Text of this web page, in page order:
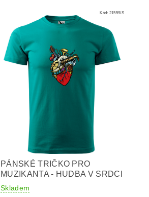
Kód: 21559/S
PÁNSKÉ TRIČKO PRO
MUZIKANTA - HUDBA V SRDCI
Skladem